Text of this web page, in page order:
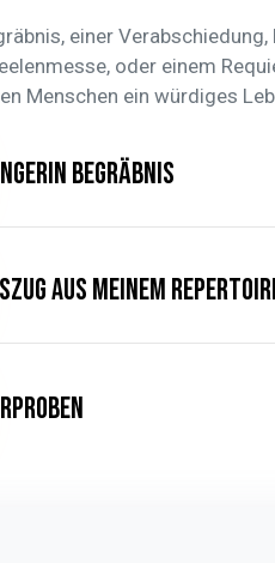
einer
oder einem
Menschen ein würdiges
Begräbnis
aus meinem